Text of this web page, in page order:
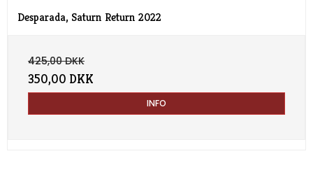
Desparada, Saturn Return 2022
425,00 DKK
350,00 DKK
INFO